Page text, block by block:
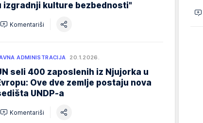
izgradnji kulture bezbednosti"
Komentariši
ADMINISTRACIJA 20.1.2026.
seli 400 zaposlenih iz Njujorka u
Ove dve zemlje postaju nova
UNDP-a
Komentariši